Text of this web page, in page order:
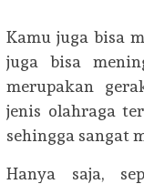
Kamu juga bisa
juga bisa
merupakan
jenis olahraga
sehingga sangat
Hanya saja,